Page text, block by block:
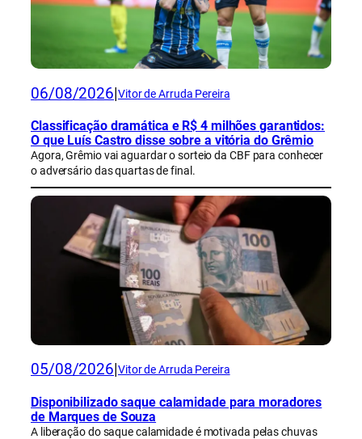
06/08/2026 Vitor de Arruda Pereira
Classificação dramática e R$ 4 milhões garantidos:
O que Luís Castro disse sobre a vitória do Grêmio
Agora, Grêmio vai aguardar o sorteio da CBF para conhecer
o adversário das quartas de final.
05/08/2026 Vitor de Arruda Pereira
Disponibilizado saque calamidade para moradores
de Marques de Souza
A liberação do saque calamidade é motivada pelas chuvas